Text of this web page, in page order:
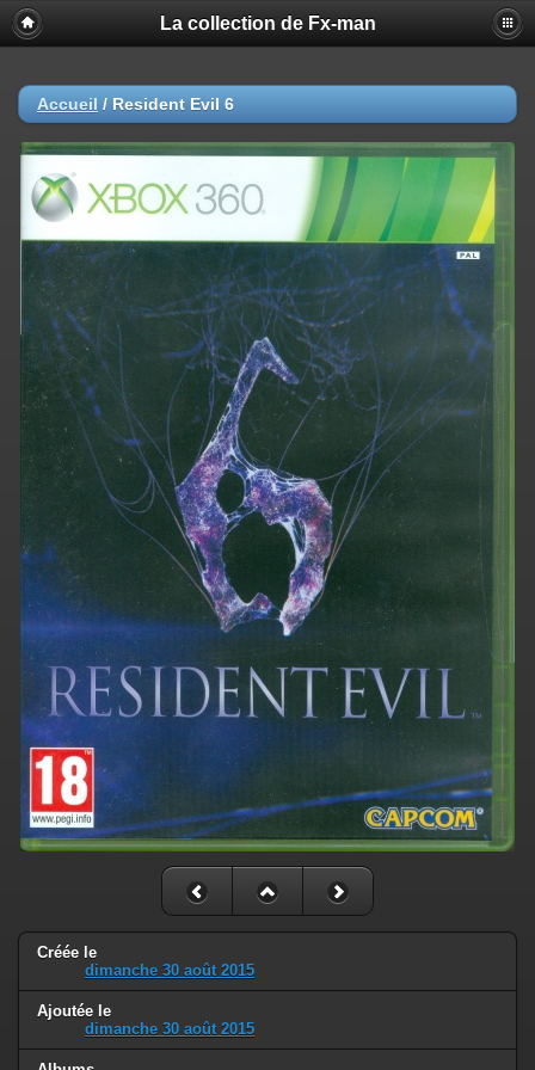
La collection de Fx-man
Accueil / Resident Evil 6
Créée le
dimanche 30 août 2015
Ajoutée le
dimanche 30 août 2015